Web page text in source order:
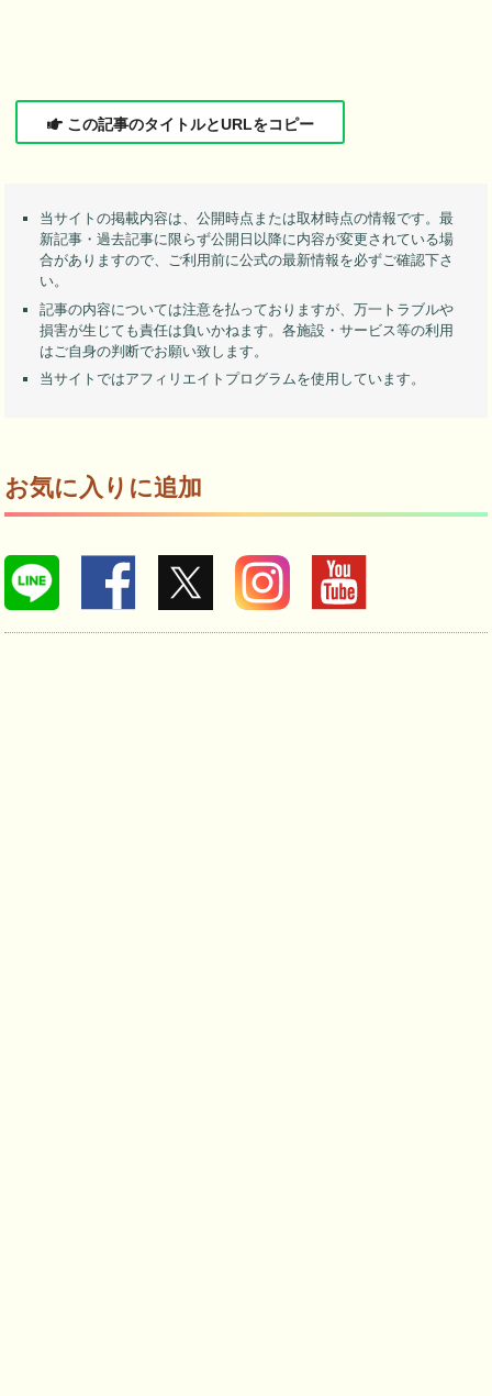
この記事のタイトルとURLをコピー
当サイトの掲載内容は、公開時点または取材時点の情報です。最
新記事・過去記事に限らず公開日以降に内容が変更されている場
合がありますので、ご利用前に公式の最新情報を必ずご確認下さ
い。
記事の内容については注意を払っておりますが、万一トラブルや
損害が生じても責任は負いかねます。各施設・サービス等の利用
はご自身の判断でお願い致します。
当サイトではアフィリエイトプログラムを使用しています。
お気に入りに追加